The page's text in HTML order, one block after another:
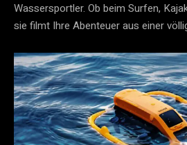
Wassersportler. Ob beim Surfen,
sie filmt Ihre Abenteuer aus einer